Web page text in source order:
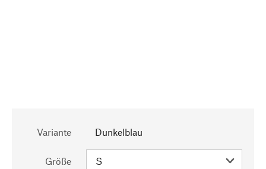
Variante Dunkelblau
Größe